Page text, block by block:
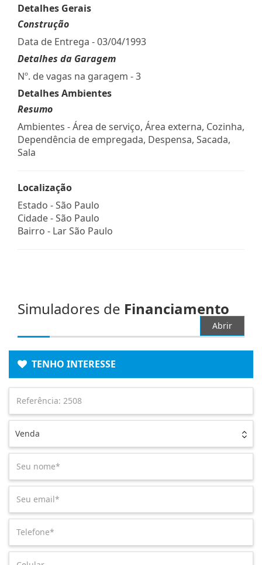
Detalhes Gerais
Construção
Data de Entrega - 03/04/1993
Detalhes da Garagem
Nº. de vagas na garagem - 3
Detalhes Ambientes
Resumo
Ambientes - Área de serviço, Área externa, Cozinha,
Dependência de empregada, Despensa, Sacada,
Sala
Localização
Estado -São Paulo
Cidade -São Paulo
Bairro - Lar São Paulo
Simuladores de Financiamento
Abrir
TENHO INTERESSE
Venda